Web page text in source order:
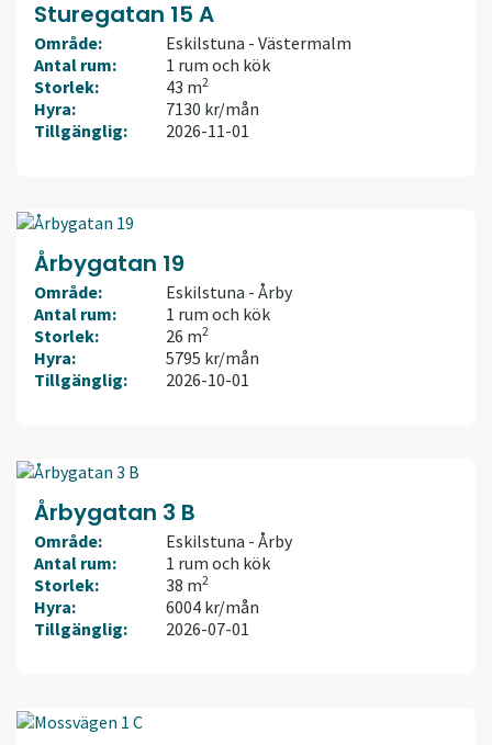
Sturegatan 15 A
Område:
Eskilstuna - Västermalm
Antal rum:
1 rum och kök
Storlek:
43 m2
Hyra:
7130 kr/mån
Tillgänglig:
2026-11-01
Årbygatan 19
Område:
Eskilstuna - Årby
Antal rum:
1 rum och kök
Storlek:
26 m2
Hyra:
5795 kr/mån
Tillgänglig:
2026-10-01
Årbygatan 3 B
Område:
Eskilstuna - Årby
Antal rum:
1 rum och kök
Storlek:
38 m2
Hyra:
6004 kr/mån
Tillgänglig:
2026-07-01